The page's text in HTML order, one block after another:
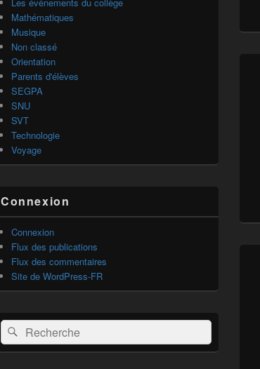
Mathématiques
Musique
Non classé
Orientation
Parents d'élèves
SEGPA
SNU
SVT
Technologie
Voyage
Connexion
Connexion
Flux des publications
Flux des commentaires
Site de WordPress-FR
Recherche :Rechercher